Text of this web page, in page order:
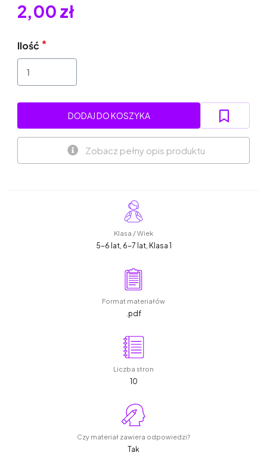
2,00 zł
Ilość
DODAJ DO KOSZYKA
Zobacz pełny opis produktu
Klasa / Wiek
5-6 lat, 6-7 lat, Klasa 1
Format materiałów
.pdf
Liczba stron
10
Czy materiał zawiera odpowiedzi?
Tak